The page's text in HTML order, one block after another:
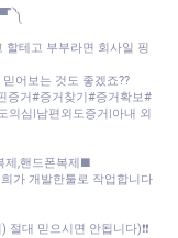
༽
할테고 부부라면 회사일 핑
어보는 것도 좋겠죠??
증거#증거찾기#증거확보#
의심|남편외도증거|아내 외
제,핸드폰복제■
가 개발한툴로 작업합니다
대 믿으시면 안됩니다)❗❗